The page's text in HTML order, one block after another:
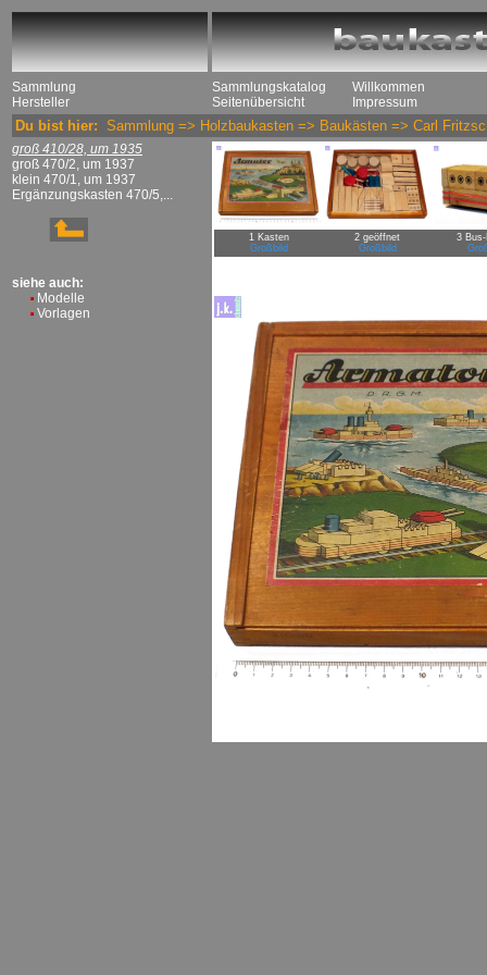
Sammlung
Hersteller
Sammlungskatalog
Seitenübersicht
Willkommen
Impressum
Du bist hier: Sammlung => Holzbaukasten => Baukästen => Carl
groß 410/28, um 1935
groß 470/2, um 1937
klein 470/1, um 1937
Ergänzungskasten 470/5,...
siehe auch:
Modelle
Vorlagen
1 Kasten
Großbild
2 geöffnet
Großbild
3